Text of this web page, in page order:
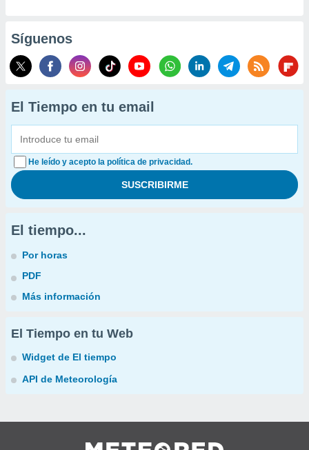
Síguenos
El Tiempo en tu email
He leído y acepto la política de privacidad.
El tiempo...
Por horas
PDF
Más información
El Tiempo en tu Web
Widget de El tiempo
API de Meteorología